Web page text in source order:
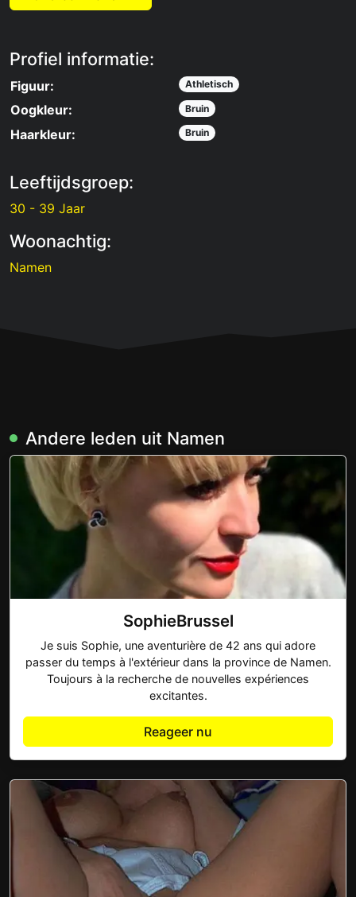
Profiel informatie:
Figuur: Athletisch
Oogkleur: Bruin
Haarkleur: Bruin
Leeftijdsgroep:
30 - 39 Jaar
Woonachtig:
Namen
Andere leden uit Namen
SophieBrussel
Je suis Sophie, une aventurière de 42 ans qui adore
passer du temps à l'extérieur dans la province de Namen.
Toujours à la recherche de nouvelles expériences
excitantes.
Reageer nu